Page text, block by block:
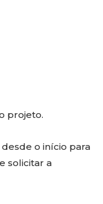
projeto.
o início para
solicitar a